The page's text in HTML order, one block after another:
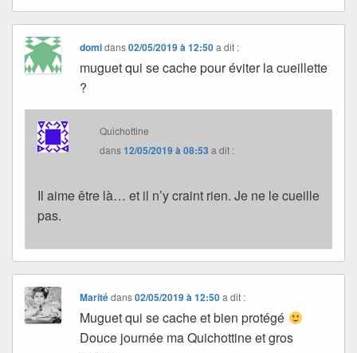
domidans02/05/2019 à 12:50 a dit :
muguet qui se cache pour éviter la cueillette
?
Quichottine
dans12/05/2019 à 08:53 a dit :
Il aime être là… et il n’y craint rien. Je ne le cueille
pas.
Maritédans02/05/2019 à 12:50 a dit :
Muguet qui se cache et bien protégé
Douce journée ma Quichottine et gros